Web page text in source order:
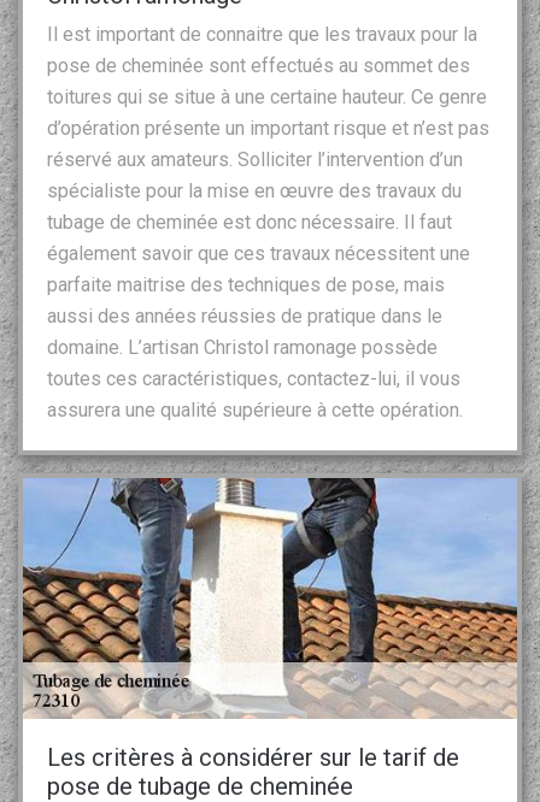
Il est important de connaitre que les travaux pour la
pose de cheminée sont effectués au sommet des
toitures qui se situe à une certaine hauteur. Ce genre
d’opération présente un important risque et n’est pas
réservé aux amateurs. Solliciter l’intervention d’un
spécialiste pour la mise en œuvre des travaux du
tubage de cheminée est donc nécessaire. Il faut
également savoir que ces travaux nécessitent une
parfaite maitrise des techniques de pose, mais
aussi des années réussies de pratique dans le
domaine. L’artisan Christol ramonage possède
toutes ces caractéristiques, contactez-lui, il vous
assurera une qualité supérieure à cette opération.
Les critères à considérer sur le tarif de
pose de tubage de cheminée